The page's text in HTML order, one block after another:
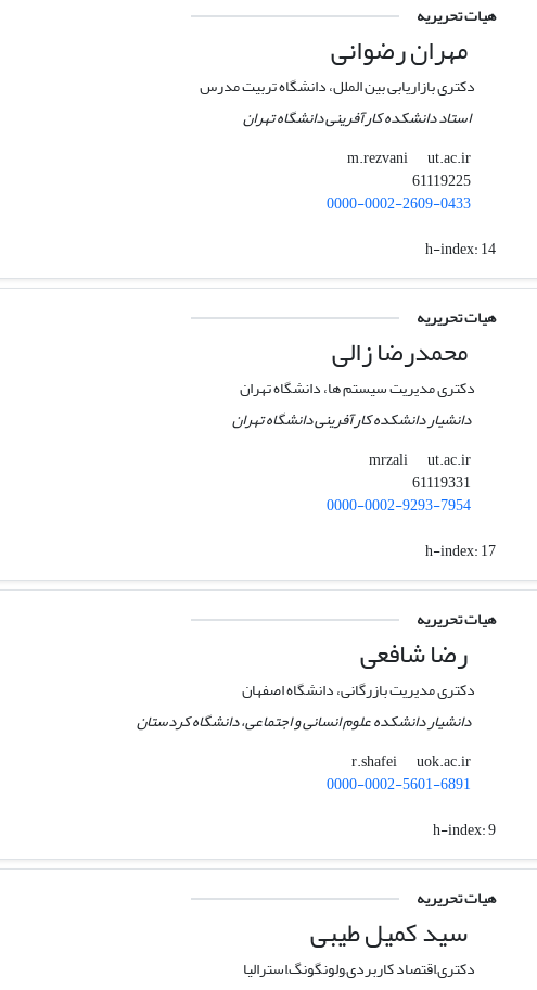
هیات تحریریه
مهران رضوانی
دکتری بازاریابی بین الملل، دانشگاه تربیت مدرس
استاد دانشکده کارآفرینی دانشگاه تهران
m.rezvani
ut.ac.ir
61119225
0000-0002-2609-0433
h-index:14
هیات تحریریه
محمدرضا زالی
دکتری ‏مدیریت سیستم ها، دانشگاه تهران
دانشیار دانشکده کارآفرینی دانشگاه تهران
mrzali
ut.ac.ir
0000-0002-9293-7954
h-index:17
هیات تحریریه
رضا شافعی
دکتری مدیریت بازرگانی، دانشگاه اصفهان
دانشیار دانشکده علوم انسانی و اجتماعی، دانشگاه کردستان
r.shafei
uok.ac.ir
0000-0002-5601-6891
h-index:9
هیات تحریریه
سید کمیل طیبی
دکتری,اقتصاد کاربردی,ولونگونگ,استرالیا